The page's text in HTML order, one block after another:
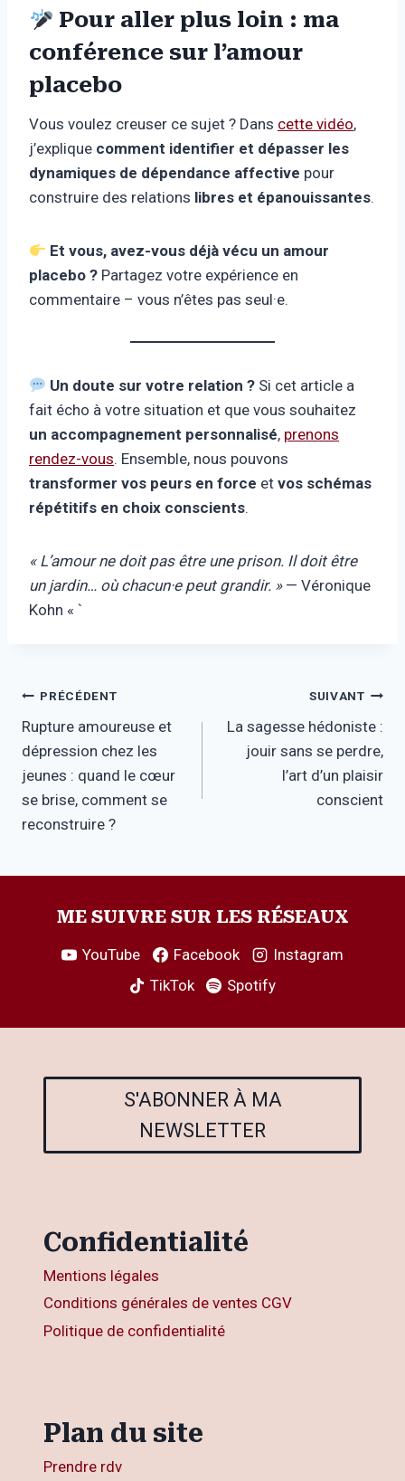
Pour aller plus loin : ma
conférence sur l’amour
placebo
Vous voulez creuser ce sujet ? Dans cette vidéo,
j’explique comment identifier et dépasser les
dynamiques de dépendance affective pour
construire des relations libres et épanouissantes.
Et vous, avez-vous déjà vécu un amour
placebo ? Partagez votre expérience en
commentaire – vous n’êtes pas seul·e.
Un doute sur votre relation ? Si cet article a
fait écho à votre situation et que vous souhaitez
un accompagnement personnalisé, prenons
rendez-vous. Ensemble, nous pouvons
transformer vos peurs en force et vos schémas
répétitifs en choix conscients.
« L’amour ne doit pas être une prison. Il doit être
un jardin… où chacun·e peut grandir. »— Véronique
Kohn « `
Navigation
de
l’article
PRÉCÉDENT
Rupture amoureuse et
dépression chez les
jeunes : quand le cœur
se brise, comment se
reconstruire ?
SUIVANT
La sagesse hédoniste :
jouir sans se perdre,
l’art d’un plaisir
conscient
ME SUIVRE SUR LES RÉSEAUX
YouTube Facebook
Instagram
TikTok
Spotify
S'ABONNER À MA
NEWSLETTER
Confidentialité
Mentions légales
Conditions générales de ventes CGV
Politique de confidentialité
Plan du site
Prendre rdv